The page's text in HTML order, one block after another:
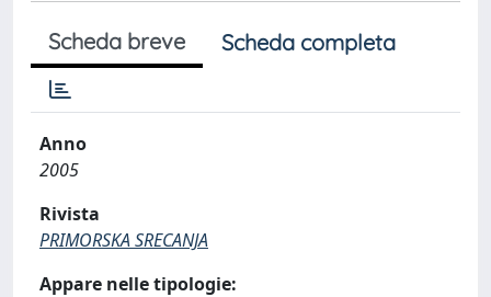
Scheda breve Scheda completa
Anno
2005
Rivista
PRIMORSKA SRECANJA
Appare nelle tipologie: